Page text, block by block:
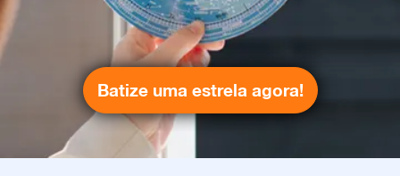
Batize uma estrela agora!